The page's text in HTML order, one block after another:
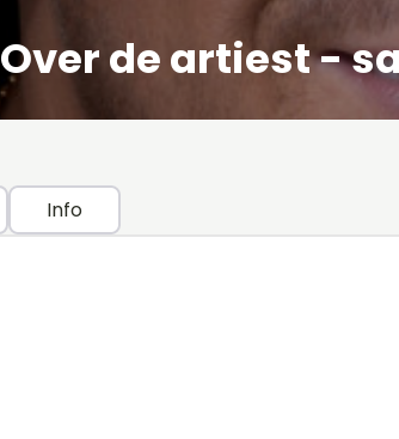
Over de artiest -
Info